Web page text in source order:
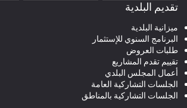
تقديم البلدية
ميزانية البلدية
البرنامج السنوي للإستثمار
طلبات العروض
تقييم تقدم المشاريع
أعمال المجلس البلدي
الجلسات التشاركية العامة
الجلسات التشاركية بالمناطق